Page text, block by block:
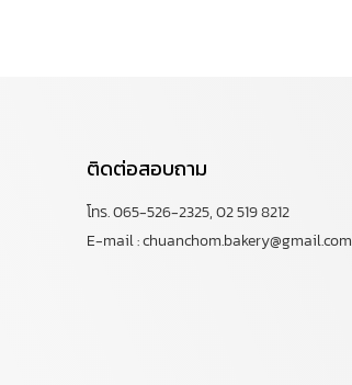
ติดต่อสอบถาม
โทร. 065-526-2325, 02 519 8212
E-mail : chuanchom.bakery@gmail.com